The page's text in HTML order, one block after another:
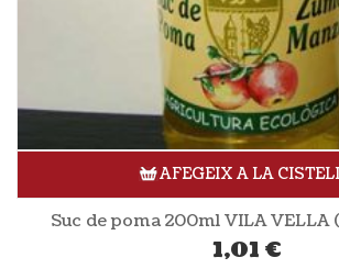
AFEGEIX A LA
Suc de poma 200ml VILA VELLA
1,01 €